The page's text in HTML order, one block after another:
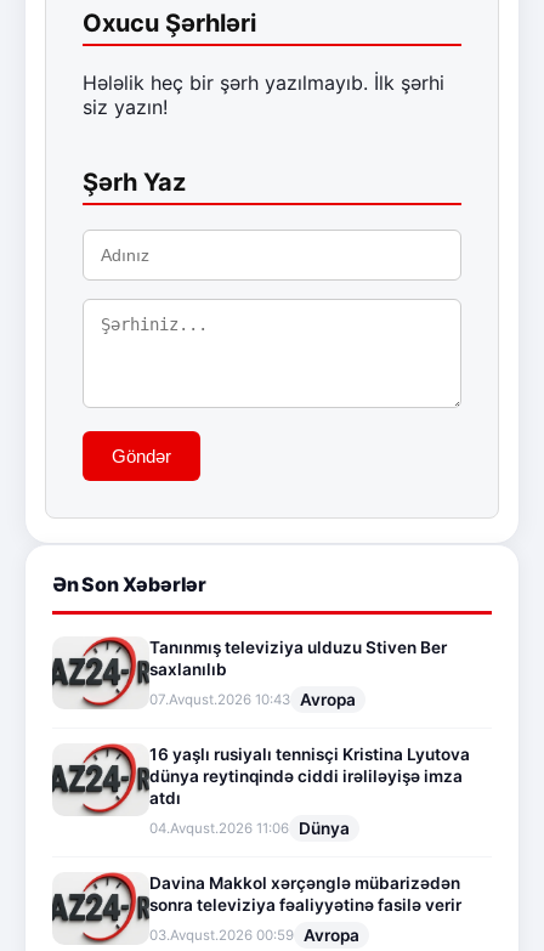
Oxucu Şərhləri
Hələlik heç bir şərh yazılmayıb. İlk şərhi
siz yazın!
Şərh Yaz
Göndər
Ən Son Xəbərlər
Tanınmış televiziya ulduzu Stiven Ber
saxlanılıb
07.Avqust.2026 10:43 Avropa
16 yaşlı rusiyalı tennisçi Kristina Lyutova
dünya reytinqində ciddi irəliləyişə imza
atdı
04.Avqust.2026 11:06 Dünya
Davina Makkol xərçənglə mübarizədən
sonra televiziya fəaliyyətinə fasilə verir
03.Avqust.2026 00:59 Avropa